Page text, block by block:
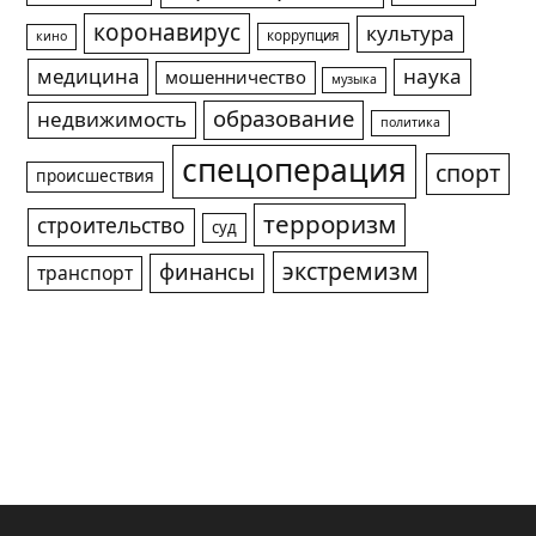
кино коронавирус коррупция
культура
медицина
мошенничество музыка
наука
недвижимость
образование политика
происшествия спецоперация спорт
строительство суд терроризм
транспорт финансы экстремизм